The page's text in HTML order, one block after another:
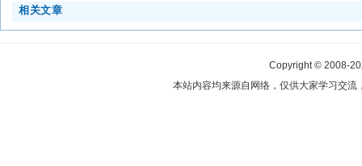
相关文章
Copyright © 2008-
本站内容均来源自网络，仅供大家学习交